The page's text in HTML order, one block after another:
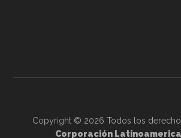
Copyright © 2026 Todos los
Corporación